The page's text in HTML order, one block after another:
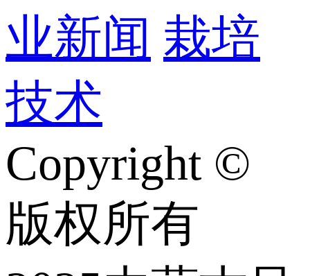
业新闻 栽培
技术
Copyright ©
版权所有